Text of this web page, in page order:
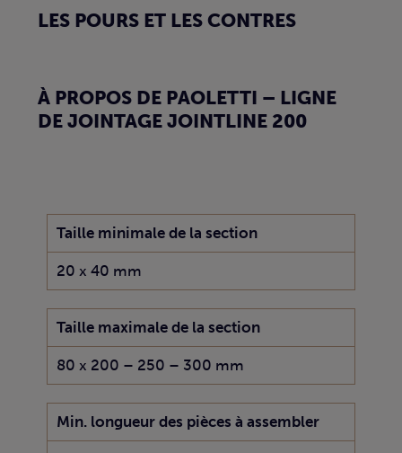
LES POURS ET LES CONTRES
À PROPOS DE PAOLETTI – LIGNE
DE JOINTAGE JOINTLINE 200
Taille minimale de la section
20 x 40 mm
Taille maximale de la section
80 x 200 – 250 – 300 mm
Min. longueur des pièces à assembler